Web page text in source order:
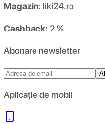
Magazin: liki24.ro
Cashback: 2 %
Abonare newsletter
Aplicație de mobil